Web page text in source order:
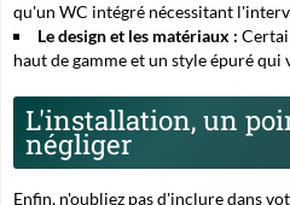
qu'un WC intégré nécessitant
Le design et les matériaux :
haut de gamme et un style épuré qui
L'installation, un
négliger
Enfin, n'oubliez pas d'inclure dans